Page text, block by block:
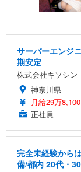
サーバーエンジ
期安定
株式会社キソシン
神奈川県
月給29万
正社員
完全未経験から
備/都内 20代・